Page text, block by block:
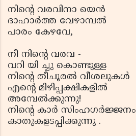
നിന്റെ വരവിനാ യെന്‍
ദാഹാര്‍ത്ത വേഴാമ്പല്‍
പാരം കേഴവേ,
നീ നിന്റെ വരവ -
വറി യി ച്ചു കൊണ്ടുള്ള
നിന്റെ തീചൂരല്‍ വീശലുകള്‍
എന്റെ മിഴിപ്പക്ഷികളില്‍
അമ്പേല്‍ക്കുന്നു!
നിന്റെ കാര്‍ സിംഹഗര്‍ജ്ജനം
കാതുകളടപ്പിക്കുന്നു .